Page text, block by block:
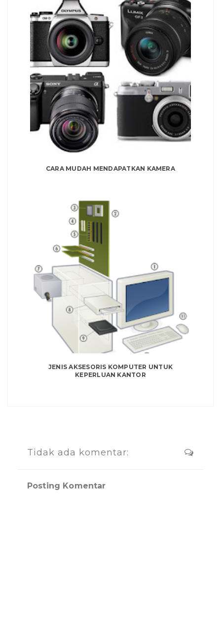
CARA MUDAH MENDAPATKAN KAMERA
JENIS AKSESORIS KOMPUTER UNTUK
KEPERLUAN KANTOR
Tidak ada komentar:
Posting Komentar